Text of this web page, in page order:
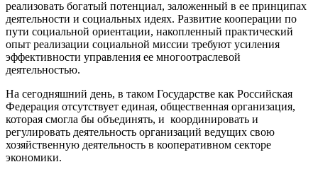
реализовать богатый потенциал, заложенный в ее принципах
деятельности и социальных идеях. Развитие кооперации по
пути социальной ориентации, накопленный практический
опыт реализации социальной миссии требуют усиления
эффективности управления ее многоотраслевой
деятельностью.
На сегодняшний день, в таком Государстве как Российская
Федерация отсутствует единая, общественная организация,
которая смогла бы объединять, и координировать и
регулировать деятельность организаций ведущих свою
хозяйственную деятельность в кооперативном секторе
экономики.